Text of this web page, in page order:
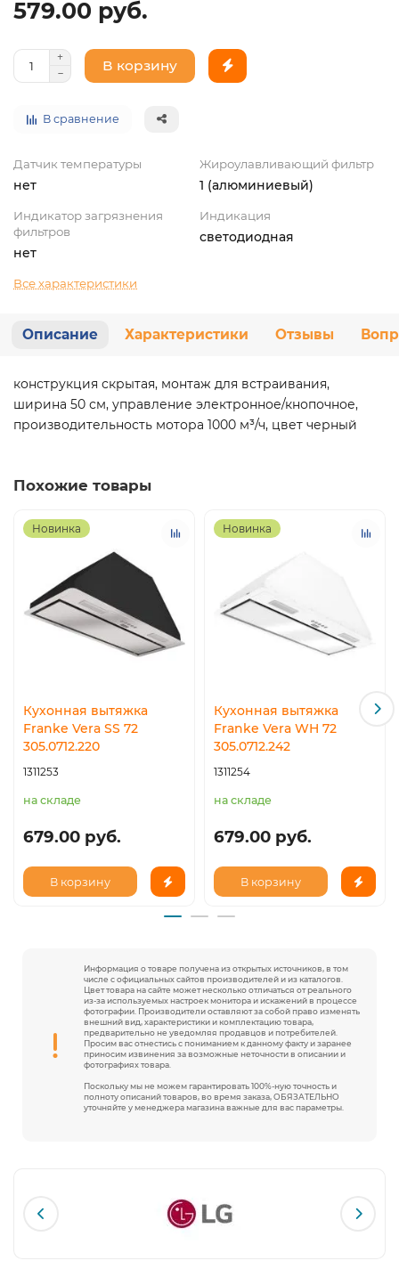
579.00 руб.
В корзину
В сравнение
Датчик температуры
нет
Жироулавливающий фильтр
1 (алюминиевый)
Индикатор загрязнения
фильтров
нет
Индикация
светодиодная
Все характеристики
Описание Характеристики Отзывы
конструкция скрытая, монтаж для встраивания,
ширина 50 см, управление электронное/кнопочное,
производительность мотора 1000 м³/ч, цвет черный
Похожие товары
Новинка
Кухонная вытяжка
Franke Vera SS 72
305.0712.220
1311253
на складе
679.00 руб.
В корзину
Новинка
Кухонная вытяжка
Franke Vera WH 72
305.0712.242
1311254
на складе
679.00 руб.
В корзину
Информация о товаре получена из открытых источников, в том
числе с официальных сайтов производителей и из каталогов.
Цвет товара на сайте может несколько отличаться от реального
из-за используемых настроек монитора и искажений в процессе
фотографии. Производители оставляют за собой право изменять
внешний вид, характеристики и комплектацию товара,
предварительно не уведомляя продавцов и потребителей.
Просим вас отнестись с пониманием к данному факту и заранее
приносим извинения за возможные неточности в описании и
фотографиях товара.
Поскольку мы не можем гарантировать 100%-ную точность и
полноту описаний товаров, во время заказа, ОБЯЗАТЕЛЬНО
уточняйте у менеджера магазина важные для вас параметры.